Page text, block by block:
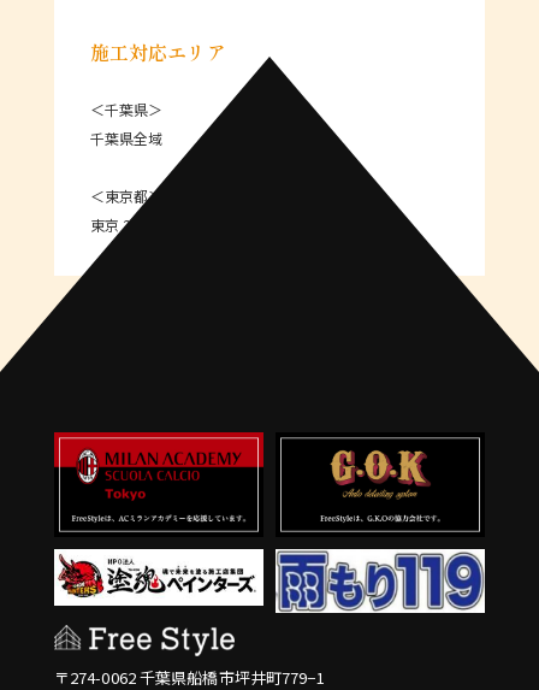
施工対応エリア
＜千葉県＞
千葉県全域
＜東京都＞
東京 23区
〒274-0062 千葉県船橋市坪井町779−1